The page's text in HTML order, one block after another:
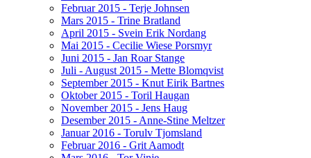
Februar 2015 - Terje Johnsen
Mars 2015 - Trine Bratland
April 2015 - Svein Erik Nordang
Mai 2015 - Cecilie Wiese Porsmyr
Juni 2015 - Jan Roar Stange
Juli - August 2015 - Mette Blomqvist
September 2015 - Knut Eirik Bartnes
Oktober 2015 - Toril Haugan
November 2015 - Jens Haug
Desember 2015 - Anne-Stine Meltzer
Januar 2016 - Torulv Tjomsland
Februar 2016 - Grit Aamodt